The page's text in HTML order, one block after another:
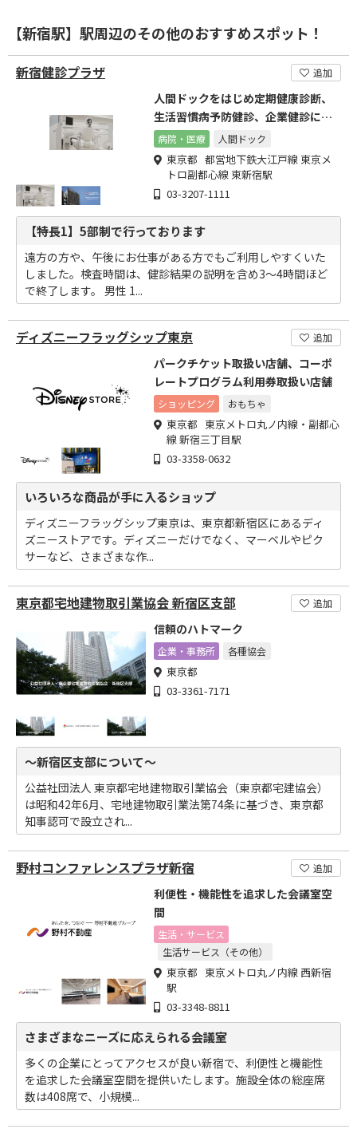
【新宿駅】駅周辺のその他のおすすめスポット！
新宿健診プラザ 追加
人間ドックをはじめ定期健康診断、
生活習慣病予防健診、企業健診に対
応しております
病院・医療 人間ドック
東京都 都営地下鉄大江戸線 東京メ
トロ副都心線 東新宿駅
03-3207-1111
【特長1】5部制で行っております
遠方の方や、午後にお仕事がある方でもご利用しやすくいた
しました。検査時間は、健診結果の説明を含め3～4時間ほど
で終了します。 男性 1...
ディズニーフラッグシップ東京 追加
パークチケット取扱い店舗、コーポ
レートプログラム利用券取扱い店舗
ショッピング おもちゃ
東京都 東京メトロ丸ノ内線・副都心
線 新宿三丁目駅
03-3358-0632
いろいろな商品が手に入るショップ
ディズニーフラッグシップ東京は、東京都新宿区にあるディ
ズニーストアです。ディズニーだけでなく、マーベルやピク
サーなど、さまざまな作...
東京都宅地建物取引業協会 新宿区支部 追加
信頼のハトマーク
企業・事務所 各種協会
東京都
03-3361-7171
～新宿区支部について～
公益社団法人 東京都宅地建物取引業協会（東京都宅建協会）
は昭和42年6月、宅地建物取引業法第74条に基づき、東京都
知事認可で設立され...
野村コンファレンスプラザ新宿 追加
利便性・機能性を追求した会議室空
間
生活・サービス
生活サービス（その他）
東京都 東京メトロ丸ノ内線 西新宿
駅
03-3348-8811
さまざまなニーズに応えられる会議室
多くの企業にとってアクセスが良い新宿で、利便性と機能性
を追求した会議室空間を提供いたします。施設全体の総座席
数は408席で、小規模...